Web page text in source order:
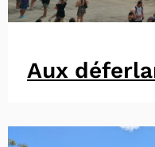
Aux